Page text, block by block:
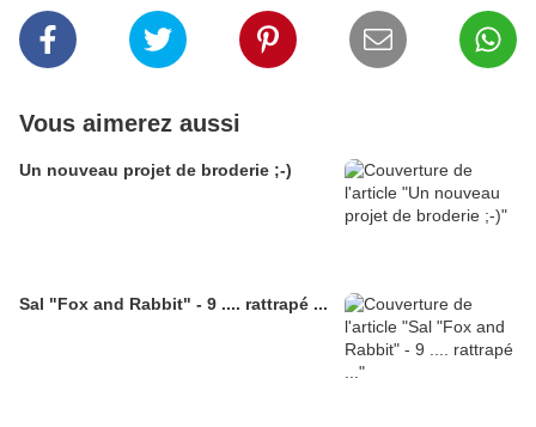
Vous aimerez aussi
Un nouveau projet de broderie ;-)
Sal "Fox and Rabbit" - 9 .... rattrapé ...